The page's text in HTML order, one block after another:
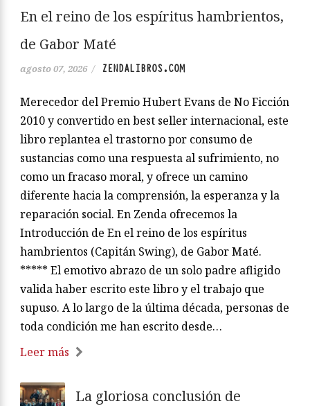
En el reino de los espíritus hambrientos,
de Gabor Maté
agosto 07, 2026 / ZENDALIBROS.COM
Merecedor del Premio Hubert Evans de No Ficción
2010 y convertido en best seller internacional, este
libro replantea el trastorno por consumo de
sustancias como una respuesta al sufrimiento, no
como un fracaso moral, y ofrece un camino
diferente hacia la comprensión, la esperanza y la
reparación social. En Zenda ofrecemos la
Introducción de En el reino de los espíritus
hambrientos (Capitán Swing), de Gabor Maté.
***** El emotivo abrazo de un solo padre afligido
valida haber escrito este libro y el trabajo que
supuso. A lo largo de la última década, personas de
toda condición me han escrito desde…
Leer más
La gloriosa conclusión de